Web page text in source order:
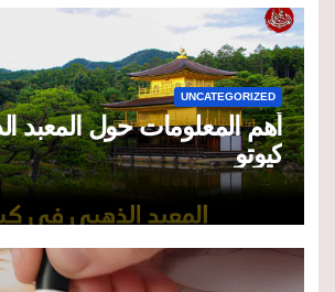
UNCATEGORIZED
أهم المعلومات حول المعبد
كيوتو